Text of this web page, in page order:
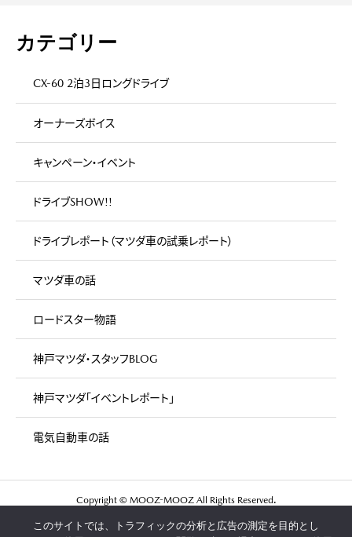
カテゴリー
CX-60 2泊3日ロングドライブ
オーナーズボイス
キャンペーン・イベント
ドライブSHOW!!
ドライブレポート（マツダ車の試乗レポート）
マツダ車の話
ロードスター物語
神戸マツダ・スタッフBLOG
神戸マツダ「イベントレポート」
電気自動車の話
Copyright © MOOZ-MOOZ All Rights Reserved.
マツダ車が好きな人が集まる
このサイトでは、トラフィックの分析と広告の測定を目的とし